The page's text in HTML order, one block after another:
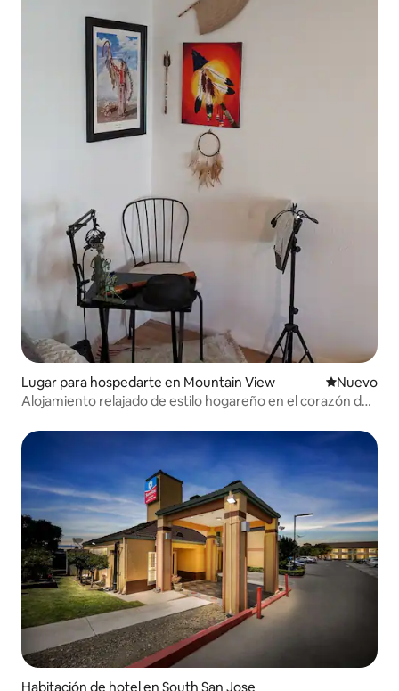
Lugar para hospedarte en Mountain View Nuevo
Nuevo
Alojamiento relajado de estilo hogareño en el corazón de
Habitación de hotel en South San Jose